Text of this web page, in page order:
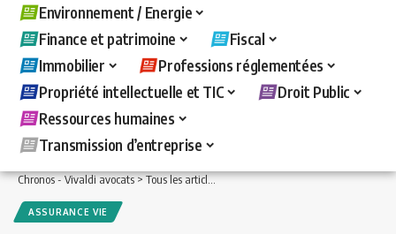
Environnement / Energie
Finance et patrimoine
Fiscal
Immobilier
Professions réglementées
Propriété intellectuelle et TIC
Droit Public
Ressources humaines
Transmission d’entreprise
Chronos - Vivaldi avocats>Tous les articles >Finance et patrimoine>Assurance
ASSURANCE VIE